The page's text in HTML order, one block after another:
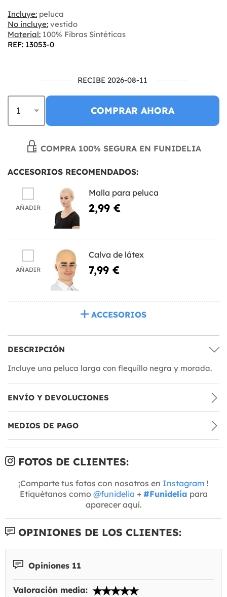
Incluye: peluca
No incluye: vestido
Material: 100% Fibras Sintéticas
REF: 13053-0
RECIBE 2026-08-11
COMPRAR AHORA
COMPRA 100% SEGURA EN FUNIDELIA
ACCESORIOS RECOMENDADOS:
AÑADIR
Malla para peluca
2,99 €
AÑADIR
Calva de látex
7,99 €
ACCESORIOS
DESCRIPCIÓN
Incluye una peluca larga con flequillo negra y morada.
ENVÍO Y DEVOLUCIONES
MEDIOS DE PAGO
FOTOS DE CLIENTES:
¡Comparte tus fotos con nosotros en Instagram !
Etiquétanos como @funidelia + #Funidelia para
aparecer aquí.
OPINIONES DE LOS CLIENTES:
Opiniones 11
Valoración media: